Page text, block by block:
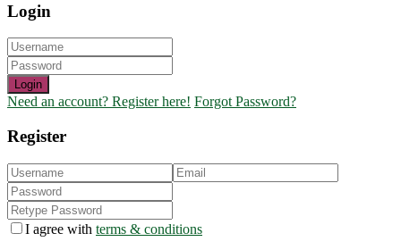
Login
Login
Need an account? Register here! Forgot Password?
Register
I agree with terms & conditions